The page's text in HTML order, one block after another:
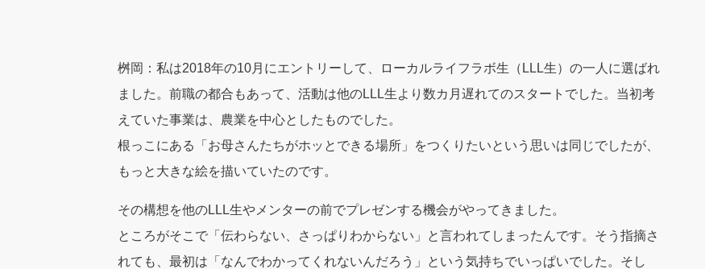
桝岡：私は2018年の10月にエントリーして、ローカルライフラボ生（LLL生）の一人に選ばれ
ました。前職の都合もあって、活動は他のLLL生より数カ月遅れてのスタートでした。当初考
えていた事業は、農業を中心としたものでした。
根っこにある「お母さんたちがホッとできる場所」をつくりたいという思いは同じでしたが、
もっと大きな絵を描いていたのです。
その構想を他のLLL生やメンターの前でプレゼンする機会がやってきました。
ところがそこで「伝わらない、さっぱりわからない」と言われてしまったんです。そう指摘さ
れても、最初は「なんでわかってくれないんだろう」という気持ちでいっぱいでした。そし